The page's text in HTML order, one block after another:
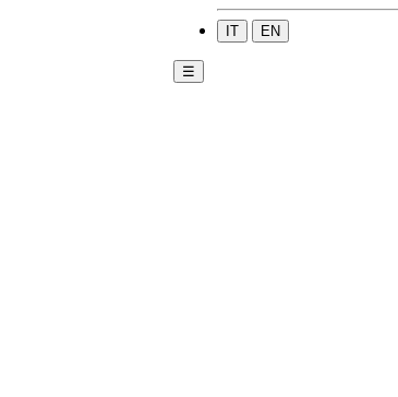
IT EN
☰